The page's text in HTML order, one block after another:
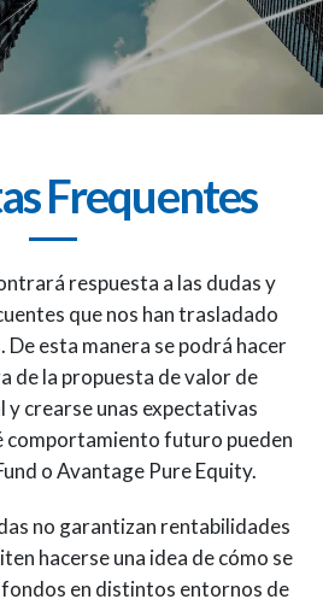
Frequentes
respuesta a las dudas y
que nos han trasladado
esta manera se podrá hacer
de la propuesta de valor de
y crearse unas expectativas
comportamiento futuro pueden
o Avantage Pure Equity.
no garantizan rentabilidades
hacerse una idea de cómo se
en distintos entornos de